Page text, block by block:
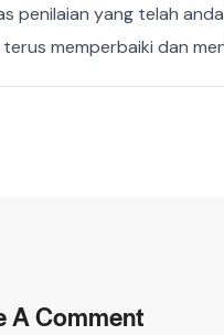
penilaian yang telah
memperbaiki dan
A Comment